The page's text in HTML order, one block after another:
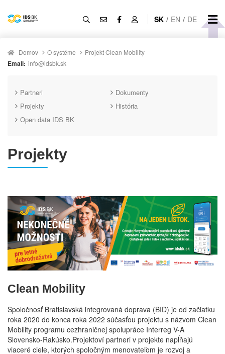
SK / EN / DE
Domov O systéme Projekt Clean Mobility
Email: info@idsbk.sk
Partneri
Dokumenty
Projekty
História
Open data IDS BK
Projekty
Clean Mobility
Spoločnosť Bratislavská integrovaná doprava (BID) je od začiatku
roka 2020 do konca roka 2022 súčasťou projektu s názvom Clean
Mobility programu cezhraničnej spolupráce Interreg V-A
Slovensko-Rakúsko.Projektoví partneri v projekte napĺňajú
viaceré ciele, ktorých spoločným menovateľom je rozvoj a